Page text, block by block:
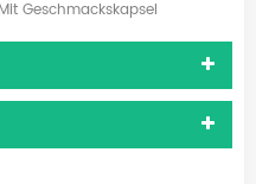
Geschmackskapsel